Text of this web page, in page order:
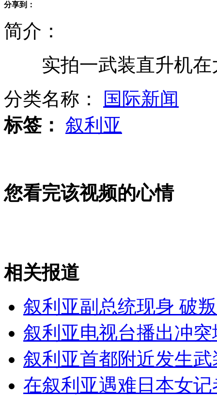
前海豹队员著书曝击毙拉登行动
韩国在韩日争议岛屿举办篮球赛
山西运城恶犬咬伤多人 警民合力深夜将其击毙
女孩北京地铁殴打老人 痛下狠手拳打脚踢
无痛分娩是否安全 医生回应
分享到：
简介：
实拍一武装直升机在
分类名称：
国际新闻
标签： 叙利亚
您看完该视频的心情
相关报道
叙利亚副总统现身 破
叙利亚电视台播出冲
叙利亚首都附近发生
在叙利亚遇难日本女